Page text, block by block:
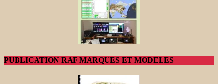
PUBLICATION RAF MARQUES ET MODELES